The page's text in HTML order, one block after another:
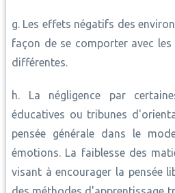
g. Les effets négatifs des
façon de se comporter avec
différentes.
h. La négligence par
éducatives ou tribunes
pensée générale dans le
émotions. La faiblesse des
visant à encourager la pensée